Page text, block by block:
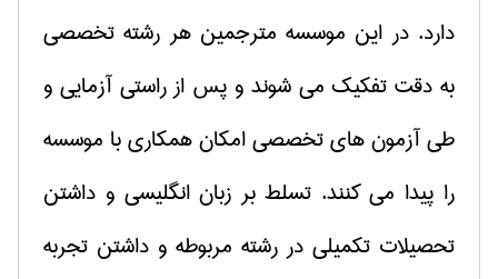
دارد. در این موسسه مترجمین هر رشته تخصصی
به دقت تفکیک می شوند و پس از راستی آزمایی و
طی آزمون های تخصصی امکان همکاری با موسسه
را پیدا می کنند. تسلط بر زبان انگلیسی و داشتن
تحصیلات تکمیلی در رشته مربوطه و داشتن تجربه